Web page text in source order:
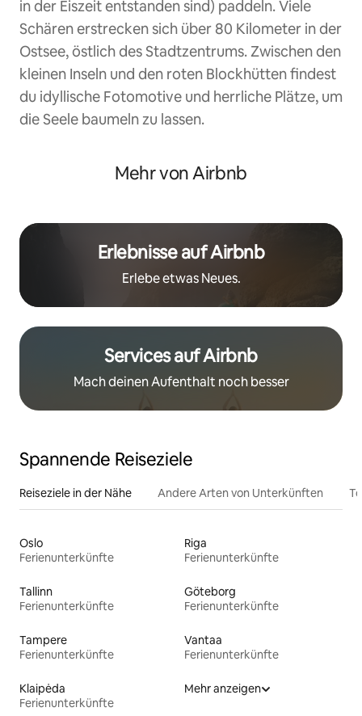
in der Eiszeit entstanden sind) paddeln. Viele
Schären erstrecken sich über 80 Kilometer in der
Ostsee, östlich des Stadtzentrums. Zwischen den
kleinen Inseln und den roten Blockhütten findest
du idyllische Fotomotive und herrliche Plätze, um
die Seele baumeln zu lassen.
Mehr von Airbnb
Erlebnisse auf Airbnb
Erlebe etwas Neues.
Services auf Airbnb
Mach deinen Aufenthalt noch besser
Spannende Reiseziele
Reiseziele in der Nähe Andere Arten von Unterkünften
Oslo
Ferienunterkünfte
Riga
Ferienunterkünfte
Tallinn
Ferienunterkünfte
Göteborg
Ferienunterkünfte
Tampere
Ferienunterkünfte
Vantaa
Ferienunterkünfte
Klaipėda
Ferienunterkünfte
Mehr anzeigen